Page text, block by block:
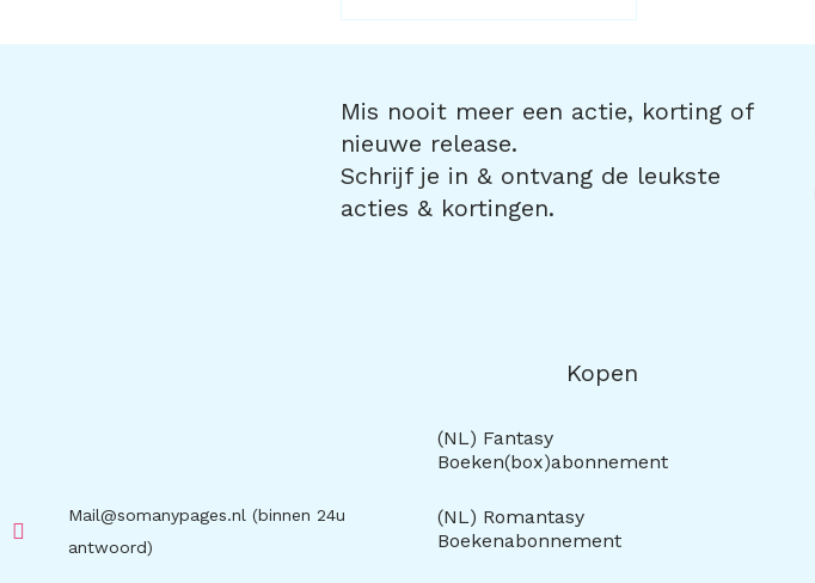
Mis nooit meer een actie, korting of
nieuwe release.
Schrijf je in & ontvang de leukste
acties & kortingen.
Mail@somanypages.nl (binnen 24u
antwoord)
Kopen
(NL) Fantasy
Boeken(box)abonnement
(NL) Romantasy
Boekenabonnement